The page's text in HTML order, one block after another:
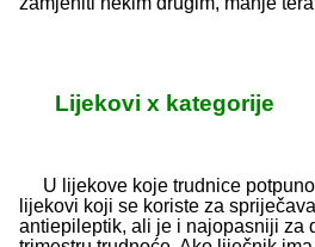
Lijekovi x kategorije
U lijekove koje trudnice
lijekovi koji se koriste za
antiepileptik, ali je i najopasniji za